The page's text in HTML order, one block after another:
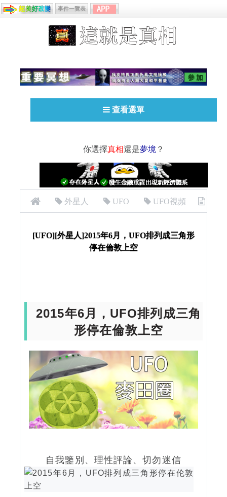
事件一覽表
查看選單
你選擇真相還是夢境 ？
外星人 UFO UFO視頻
敦上空
[UFO][外星人]2015年6月，UFO排列成三角形
停在倫敦上空
2015年6月，UFO排列成三角
形停在倫敦上空
自我鑒別、理性評論、切勿迷信